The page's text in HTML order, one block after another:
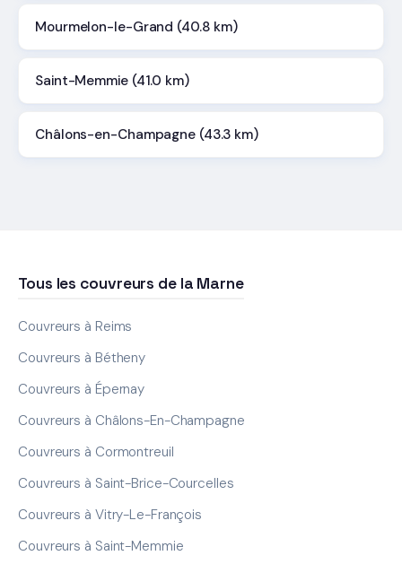
Mourmelon-le-Grand (40.8 km)
Saint-Memmie (41.0 km)
Châlons-en-Champagne (43.3 km)
Tous les couvreurs de la Marne
Couvreurs à Reims
Couvreurs à Bétheny
Couvreurs à Épernay
Couvreurs à Châlons-En-Champagne
Couvreurs à Cormontreuil
Couvreurs à Saint-Brice-Courcelles
Couvreurs à Vitry-Le-François
Couvreurs à Saint-Memmie